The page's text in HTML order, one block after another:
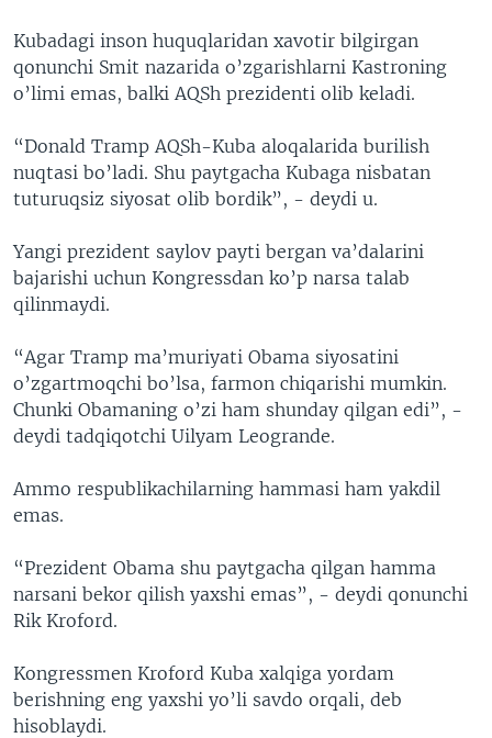
Kubadagi inson huquqlaridan xavotir bilgirgan
qonunchi Smit nazarida o’zgarishlarni Kastroning
o’limi emas, balki AQSh prezidenti olib keladi.
“Donald Tramp AQSh-Kuba aloqalarida burilish
nuqtasi bo’ladi. Shu paytgacha Kubaga nisbatan
tuturuqsiz siyosat olib bordik”, - deydi u.
Yangi prezident saylov payti bergan va’dalarini
bajarishi uchun Kongressdan ko’p narsa talab
qilinmaydi.
“Agar Tramp ma’muriyati Obama siyosatini
o’zgartmoqchi bo’lsa, farmon chiqarishi mumkin.
Chunki Obamaning o’zi ham shunday qilgan edi”, -
deydi tadqiqotchi Uilyam Leogrande.
Ammo respublikachilarning hammasi ham yakdil
emas.
“Prezident Obama shu paytgacha qilgan hamma
narsani bekor qilish yaxshi emas”, - deydi qonunchi
Rik Kroford.
Kongressmen Kroford Kuba xalqiga yordam
berishning eng yaxshi yo’li savdo orqali, deb
hisoblaydi.